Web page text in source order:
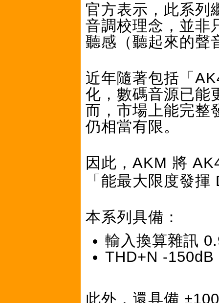
官方表示，此系列
音調校理念，並非
聽感（聽起來的聲
近年隨著包括「
化，數碼音源已能
而，市場上能完整
仍相當有限。
因此，AKM 將
「能最大限度發
本系列具備：
輸入換算雜訊
THD+N -
此外，還具備